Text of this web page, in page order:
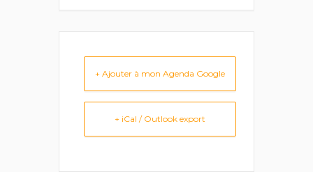
+ Ajouter à mon Agenda Google
+ iCal / Outlook export